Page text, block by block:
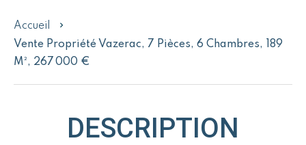
Accueil
Vente Propriété Vazerac, 7 Pièces, 6 Chambres, 189
M², 267 000 €
DESCRIPTION